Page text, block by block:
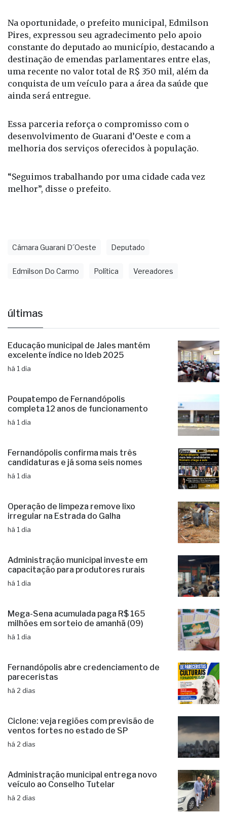
Na oportunidade, o prefeito municipal, Edmilson
Pires, expressou seu agradecimento pelo apoio
constante do deputado ao município, destacando a
destinação de emendas parlamentares entre elas,
uma recente no valor total de R$ 350 mil, além da
conquista de um veículo para a área da saúde que
ainda será entregue.
Essa parceria reforça o compromisso com o
desenvolvimento de Guarani d’Oeste e com a
melhoria dos serviços oferecidos à população.
“Seguimos trabalhando por uma cidade cada vez
melhor”, disse o prefeito.
Câmara Guarani D´Oeste Deputado
Edmilson Do Carmo Política Vereadores
últimas
Educação municipal de Jales mantém
excelente índice no Ideb 2025
há 1 dia
Poupatempo de Fernandópolis
completa 12 anos de funcionamento
há 1 dia
Fernandópolis confirma mais três
candidaturas e já soma seis nomes
há 1 dia
Operação de limpeza remove lixo
irregular na Estrada do Galha
há 1 dia
Administração municipal investe em
capacitação para produtores rurais
há 1 dia
Mega-Sena acumulada paga R$ 165
milhões em sorteio de amanhã (09)
há 1 dia
Fernandópolis abre credenciamento de
pareceristas
há 2 dias
Ciclone: veja regiões com previsão de
ventos fortes no estado de SP
há 2 dias
Administração municipal entrega novo
veículo ao Conselho Tutelar
há 2 dias